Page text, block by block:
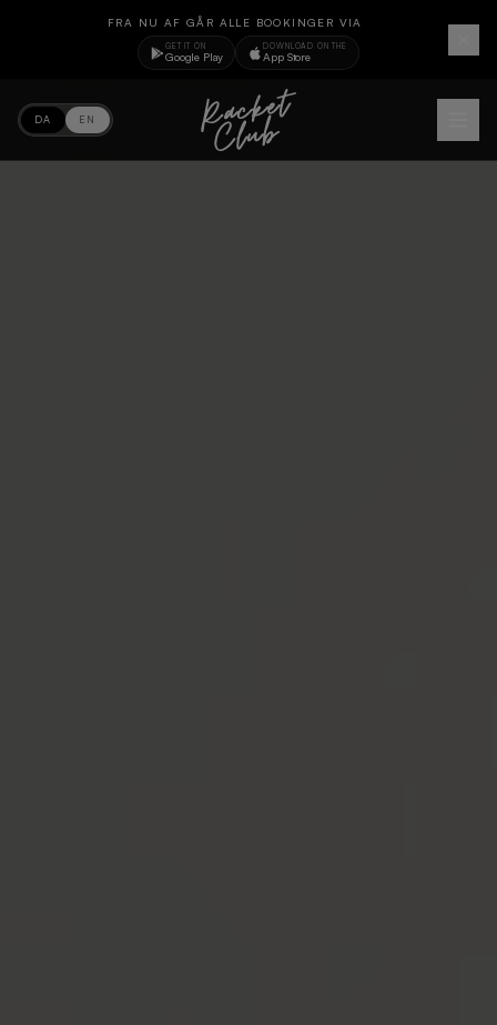
FRA NU AF GÅR ALLE BOOKINGER VIA
GET IT ON
Google Play
DOWNLOAD ON THE
App Store
DA EN